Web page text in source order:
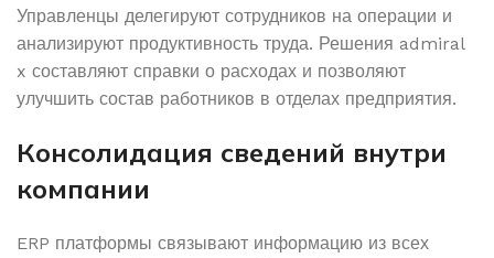
Управленцы делегируют сотрудников на операции и
анализируют продуктивность труда. Решения admiral
x составляют справки о расходах и позволяют
улучшить состав работников в отделах предприятия.
Консолидация сведений внутри
компании
ERP платформы связывают информацию из всех